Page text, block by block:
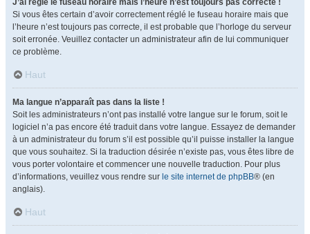
J’ai réglé le fuseau horaire mais l’heure n’est toujours pas correcte !
Si vous êtes certain d’avoir correctement réglé le fuseau horaire mais que
l’heure n’est toujours pas correcte, il est probable que l’horloge du serveur
soit erronée. Veuillez contacter un administrateur afin de lui communiquer
ce problème.
Haut
Ma langue n’apparaît pas dans la liste !
Soit les administrateurs n’ont pas installé votre langue sur le forum, soit le
logiciel n’a pas encore été traduit dans votre langue. Essayez de demander
à un administrateur du forum s’il est possible qu’il puisse installer la langue
que vous souhaitez. Si la traduction désirée n’existe pas, vous êtes libre de
vous porter volontaire et commencer une nouvelle traduction. Pour plus
d’informations, veuillez vous rendre sur le site internet de phpBB® (en
anglais).
Haut